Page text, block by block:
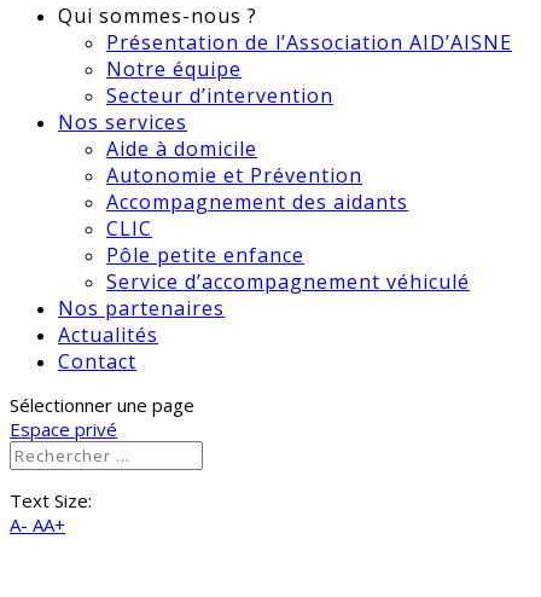
Qui sommes-nous ?
Présentation de l’Association AID’AISNE
Notre équipe
Secteur d’intervention
Nos services
Aide à domicile
Autonomie et Prévention
Accompagnement des aidants
CLIC
Pôle petite enfance
Service d’accompagnement véhiculé
Nos partenaires
Actualités
Contact
Sélectionner une page
Espace privé
Text Size:
A- AA+